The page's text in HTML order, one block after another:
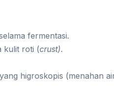
fermentasi.
kulit roti (crust).
higroskopis (menahan